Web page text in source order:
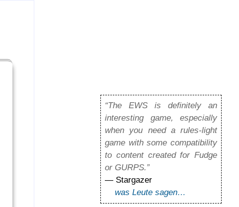
“The EWS is definitely an
interesting game, especially
when you need a rules-light
game with some compatibility
to content created for Fudge
or GURPS.”
— Stargazer
was Leute sagen…